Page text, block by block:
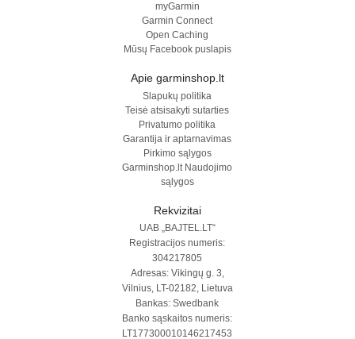
myGarmin
Garmin Connect
Open Caching
Mūsų Facebook puslapis
Apie garminshop.lt
Slapukų politika
Teisė atsisakyti sutarties
Privatumo politika
Garantija ir aptarnavimas
Pirkimo sąlygos
Garminshop.lt Naudojimo
sąlygos
Rekvizitai
UAB „BAJTEL.LT“
Registracijos numeris:
304217805
Adresas: Vikingų g. 3,
Vilnius, LT-02182, Lietuva
Bankas: Swedbank
Banko sąskaitos numeris:
LT177300010146217453